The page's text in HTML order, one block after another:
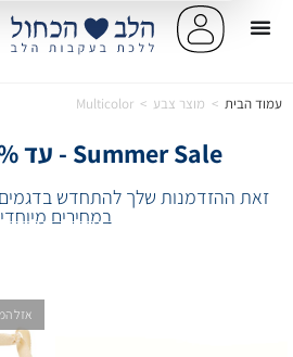
עמוד הבית > מוצר צבע >
Multicolor
Summer Sale - עד 40% הנחה ☀️
זאת ההזדמנות שלך להתחדש בדגמים
במחירים
אזל